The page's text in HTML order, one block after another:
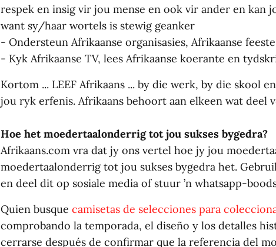
respek en insig vir jou mense en ook vir ander en kan
want sy/haar wortels is stewig geanker
- Ondersteun Afrikaanse organisasies, Afrikaanse
- Kyk Afrikaanse TV, lees Afrikaanse koerante en
Kortom ... LEEF Afrikaans ... by die werk, by die skool
jou ryk erfenis. Afrikaans behoort aan elkeen wat deel
Hoe het moedertaalonderrig tot jou sukses bygedra?
Afrikaans.com vra dat jy ons vertel hoe jy jou
moedertaalonderrig tot jou sukses bygedra het.
en deel dit op sosiale media of stuur ’n whatsapp-
Quien busque camisetas de selecciones para
comprobando la temporada, el diseño y los detalles
cerrarse después de confirmar que la referencia del